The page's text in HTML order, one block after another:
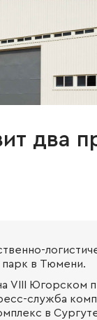
два
парк в Тюмени.
VIII Югорском
служба
в